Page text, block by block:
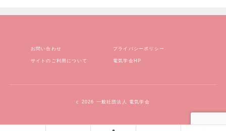
お問い合わせ プライバシーポリシー
サイトのご利用について 電気学会HP
c 2026 一般社団法人 電気学会